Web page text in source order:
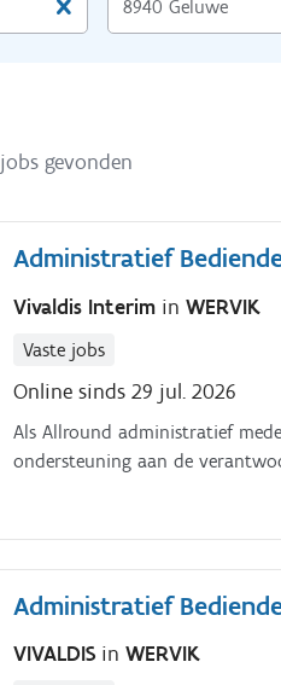
jobs gevonden
Administratief
Vivaldis Interim inWERVIK
Vaste jobs
Online sinds 29 jul. 2026
Als Allround administratief
ondersteuning aan de
Administratief
VIVALDIS inWERVIK